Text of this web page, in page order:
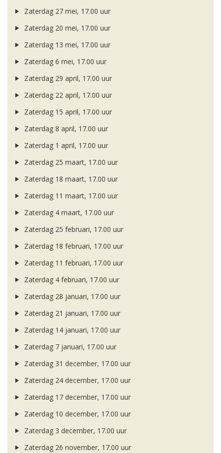
Zaterdag 27 mei, 17.00 uur
Zaterdag 20 mei, 17.00 uur
Zaterdag 13 mei, 17.00 uur
Zaterdag 6 mei, 17.00 uur
Zaterdag 29 april, 17.00 uur
Zaterdag 22 april, 17.00 uur
Zaterdag 15 april, 17.00 uur
Zaterdag 8 april, 17.00 uur
Zaterdag 1 april, 17.00 uur
Zaterdag 25 maart, 17.00 uur
Zaterdag 18 maart, 17.00 uur
Zaterdag 11 maart, 17.00 uur
Zaterdag 4 maart, 17.00 uur
Zaterdag 25 februari, 17.00 uur
Zaterdag 18 februari, 17.00 uur
Zaterdag 11 februari, 17.00 uur
Zaterdag 4 februari, 17.00 uur
Zaterdag 28 januari, 17.00 uur
Zaterdag 21 januari, 17.00 uur
Zaterdag 14 januari, 17.00 uur
Zaterdag 7 januari, 17.00 uur
Zaterdag 31 december, 17.00 uur
Zaterdag 24 december, 17.00 uur
Zaterdag 17 december, 17.00 uur
Zaterdag 10 december, 17.00 uur
Zaterdag 3 december, 17.00 uur
Zaterdag 26 november, 17.00 uur